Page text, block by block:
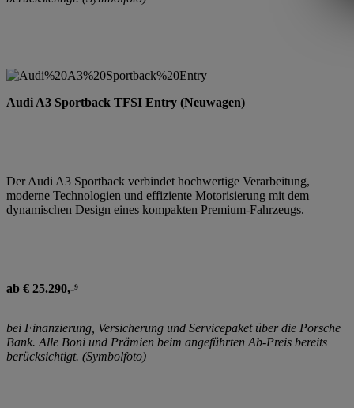
Audi A3 Sportback TFSI Entry (Neuwagen)
Der Audi A3 Sportback verbindet hochwertige Verarbeitung,
moderne Technologien und effiziente Motorisierung mit dem
dynamischen Design eines kompakten Premium-Fahrzeugs.
ab € 25.290,-⁹
bei Finanzierung, Versicherung und Servicepaket über die Porsche
Bank. Alle Boni und Prämien beim angeführten Ab-Preis bereits
berücksichtigt. (Symbolfoto)